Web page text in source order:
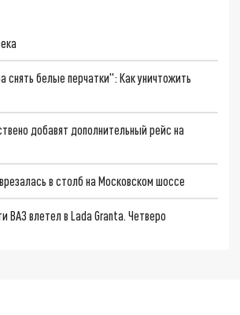
снять белые перчатки": Как уничтожить
добавят дополнительный рейс на
в столб на Московском шоссе
ВАЗ влетел в Lada Granta. Четверо